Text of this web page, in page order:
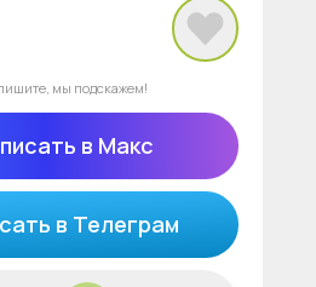
в Макс
в Телеграм
мы подскажем!